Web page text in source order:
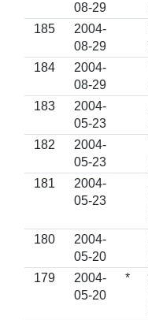
08-29
185
2004-
08-29
184
2004-
08-29
183
2004-
05-23
182
2004-
05-23
181
2004-
05-23
180
2004-
05-20
179
2004-
05-20
*